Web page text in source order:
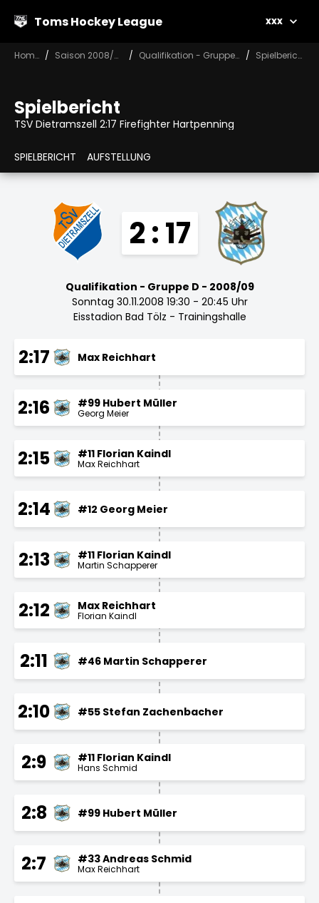
Toms Hockey League xxx
Home Saison 2008/09 Qualifikation - Gruppe D Spielbericht
Spielbericht
TSV Dietramszell 2:17 Firefighter Hartpenning
SPIELBERICHT AUFSTELLUNG
2 : 17
Qualifikation - Gruppe D - 2008/09
Sonntag 30.11.2008 19:30 - 20:45 Uhr
Eisstadion Bad Tölz - Trainingshalle
2:17 Max Reichhart
2:16 #99 Hubert Müller
Georg Meier
2:15 #11 Florian Kaindl
Max Reichhart
2:14 #12 Georg Meier
2:13 #11 Florian Kaindl
Martin Schapperer
2:12 Max Reichhart
Florian Kaindl
2:11 #46 Martin Schapperer
2:10 #55 Stefan Zachenbacher
2:9 #11 Florian Kaindl
Hans Schmid
2:8 #99 Hubert Müller
2:7 #33 Andreas Schmid
Max Reichhart